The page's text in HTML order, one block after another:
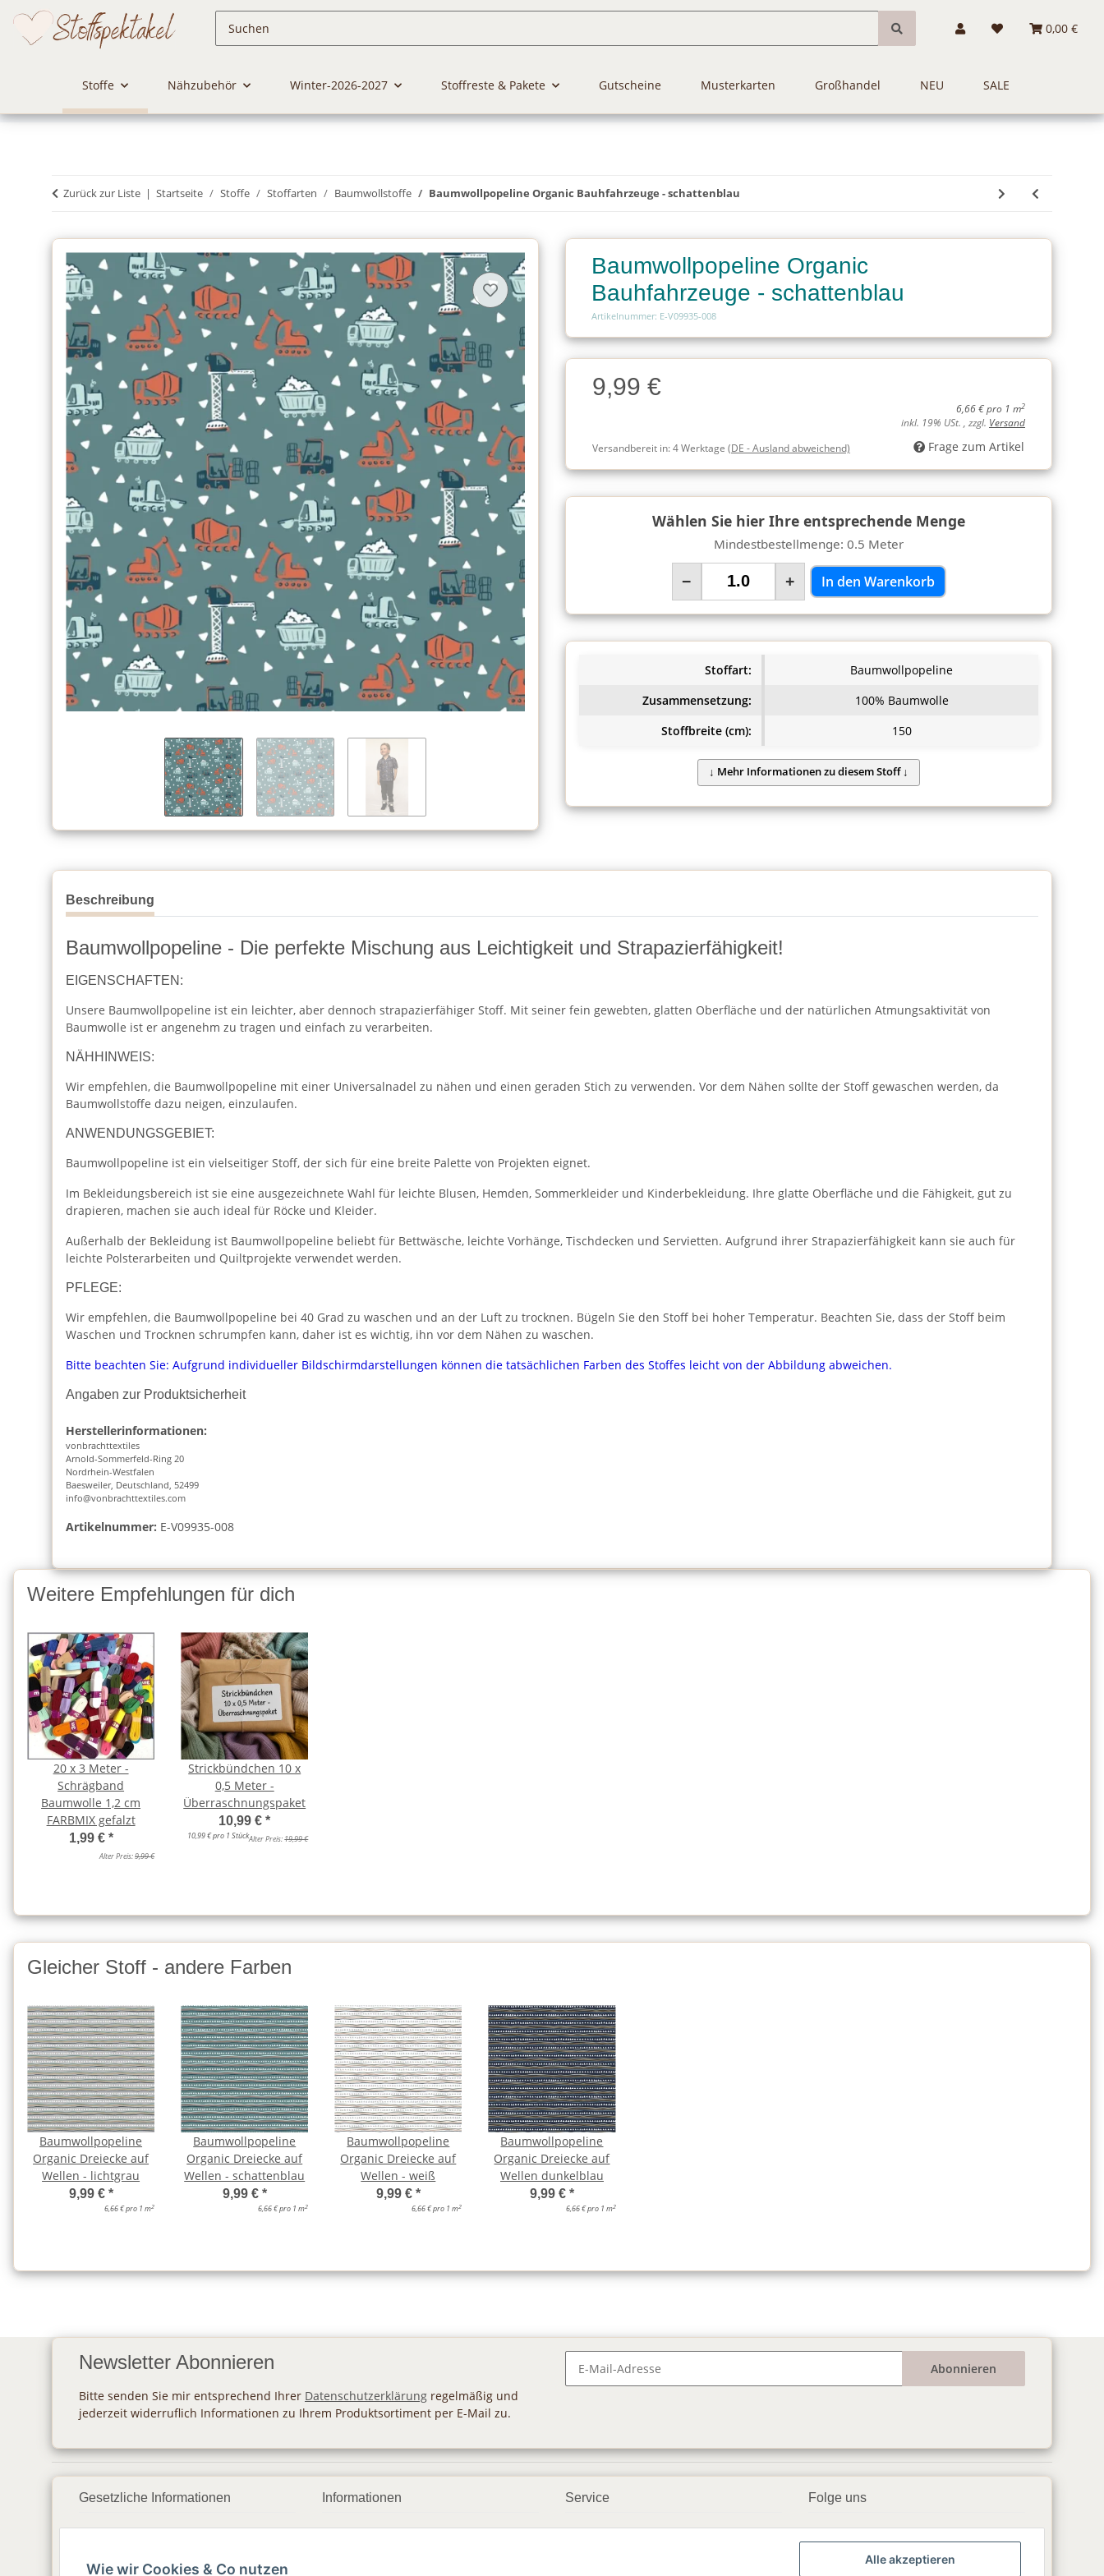
0,00 €
Stoffe Nähzubehör Winter-2026-2027 Stoffreste & Pakete Gutscheine Musterkarten Großhandel NEU SALE
Zurück zur Liste Startseite Stoffe Stoffarten Baumwollstoffe Baumwollpopeline Organic Bauhfahrzeuge - schattenblau
Baumwollpopeline Organic
Bauhfahrzeuge - schattenblau
Artikelnummer: E-V09935-008
Charge
Charge9,99 €
6,66 € pro 1 m2
inkl. 19% USt. , zzgl. Versand
Versandbereit in:4 Werktage (DE - Ausland abweichend) Frage zum Artikel
Wählen Sie hier Ihre entsprechende Menge
Mindestbestellmenge: 0.5 Meter
− + In den Warenkorb
Stoffart:
Baumwollpopeline
Zusammensetzung:
100% Baumwolle
Stoffbreite (cm):
150
Beschreibung
Baumwollpopeline - Die perfekte Mischung aus Leichtigkeit und Strapazierfähigkeit!
EIGENSCHAFTEN:
Unsere Baumwollpopeline ist ein leichter, aber dennoch strapazierfähiger Stoff. Mit seiner fein gewebten, glatten Oberfläche und der natürlichen Atmungsaktivität von
Baumwolle ist er angenehm zu tragen und einfach zu verarbeiten.
NÄHHINWEIS:
Wir empfehlen, die Baumwollpopeline mit einer Universalnadel zu nähen und einen geraden Stich zu verwenden. Vor dem Nähen sollte der Stoff gewaschen werden, da
Baumwollstoffe dazu neigen, einzulaufen.
ANWENDUNGSGEBIET:
Baumwollpopeline ist ein vielseitiger Stoff, der sich für eine breite Palette von Projekten eignet.
Im Bekleidungsbereich ist sie eine ausgezeichnete Wahl für leichte Blusen, Hemden, Sommerkleider und Kinderbekleidung. Ihre glatte Oberfläche und die Fähigkeit, gut zu
drapieren, machen sie auch ideal für Röcke und Kleider.
Außerhalb der Bekleidung ist Baumwollpopeline beliebt für Bettwäsche, leichte Vorhänge, Tischdecken und Servietten. Aufgrund ihrer Strapazierfähigkeit kann sie auch für
leichte Polsterarbeiten und Quiltprojekte verwendet werden.
PFLEGE:
Wir empfehlen, die Baumwollpopeline bei 40 Grad zu waschen und an der Luft zu trocknen. Bügeln Sie den Stoff bei hoher Temperatur. Beachten Sie, dass der Stoff beim
Waschen und Trocknen schrumpfen kann, daher ist es wichtig, ihn vor dem Nähen zu waschen.
Bitte beachten Sie: Aufgrund individueller Bildschirmdarstellungen können die tatsächlichen Farben des Stoffes leicht von der Abbildung abweichen.
Angaben zur Produktsicherheit
Herstellerinformationen:
vonbrachttextiles
Arnold-Sommerfeld-Ring 20
Nordrhein-Westfalen
Baesweiler, Deutschland, 52499
info@vonbrachttextiles.com
Artikelnummer: E-V09935-008
Weitere Empfehlungen für dich
20 x 3 Meter -
Schrägband
Baumwolle 1,2 cm
FARBMIX gefalzt
1,99 € *
Alter Preis:9,99 €
Strickbündchen 10 x
0,5 Meter -
Überraschnungspaket
10,99 €*
10,99 € pro 1 StückAlter Preis:19,99 €
Gleicher Stoff - andere Farben
Baumwollpopeline
Organic Dreiecke auf
Wellen - lichtgrau
9,99 € *
6,66 € pro 1 m2
Baumwollpopeline
Organic Dreiecke auf
Wellen - schattenblau
9,99 € *
6,66 € pro 1 m2
Baumwollpopeline
Organic Dreiecke auf
Wellen - weiß
9,99 € *
6,66 € pro 1 m2
Baumwollpopeline
Organic Dreiecke auf
Wellen dunkelblau
9,99 € *
6,66 € pro 1 m2
Newsletter Abonnieren
Bitte senden Sie mir entsprechend Ihrer Datenschutzerklärung regelmäßig und
jederzeit widerruflich Informationen zu Ihrem Produktsortiment per E-Mail zu.
Abonnieren
Gesetzliche Informationen
AGB
Informationen Service Folge uns
▶️ YouTube
Wie wir Cookies & Co nutzen
Alle akzeptieren